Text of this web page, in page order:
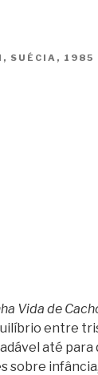
SUÉCIA, 1985
Vida de
entre
até para
sobre